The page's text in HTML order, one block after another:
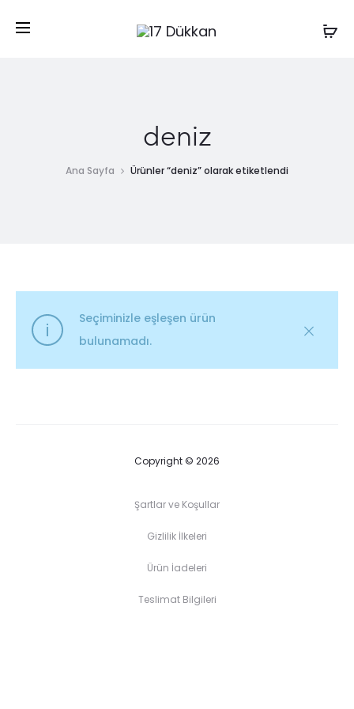
deniz
Ana Sayfa Ürünler “deniz” olarak etiketlendi
Seçiminizle eşleşen ürün
bulunamadı.
Copyright © 2026
Şartlar ve Koşullar
Gizlilik İlkeleri
Ürün İadeleri
Teslimat Bilgileri